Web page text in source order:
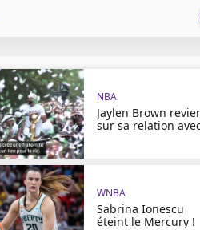
NBA
Jaylen Brown
sur sa relation
WNBA
Sabrina Ionescu
éteint le Mercury !